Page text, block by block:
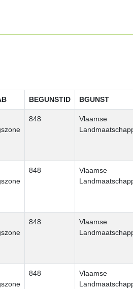
BEGUNSTID BGUNST
848
Vlaamse
848
Vlaamse
848
Vlaamse
848
Vlaamse